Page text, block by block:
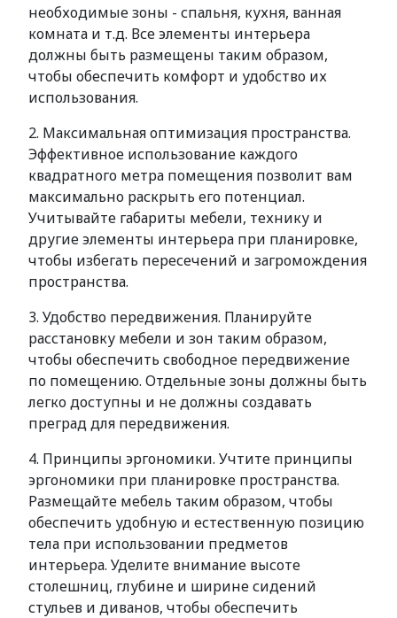
необходимые зоны - спальня, кухня, ванная
комната и т.д. Все элементы интерьера
должны быть размещены таким образом,
чтобы обеспечить комфорт и удобство их
использования.
2. Максимальная оптимизация пространства.
Эффективное использование каждого
квадратного метра помещения позволит вам
максимально раскрыть его потенциал.
Учитывайте габариты мебели, технику и
другие элементы интерьера при планировке,
чтобы избегать пересечений и загромождения
пространства.
3. Удобство передвижения. Планируйте
расстановку мебели и зон таким образом,
чтобы обеспечить свободное передвижение
по помещению. Отдельные зоны должны быть
легко доступны и не должны создавать
преград для передвижения.
4. Принципы эргономики. Учтите принципы
эргономики при планировке пространства.
Размещайте мебель таким образом, чтобы
обеспечить удобную и естественную позицию
тела при использовании предметов
интерьера. Уделите внимание высоте
столешниц, глубине и ширине сидений
стульев и диванов, чтобы обеспечить